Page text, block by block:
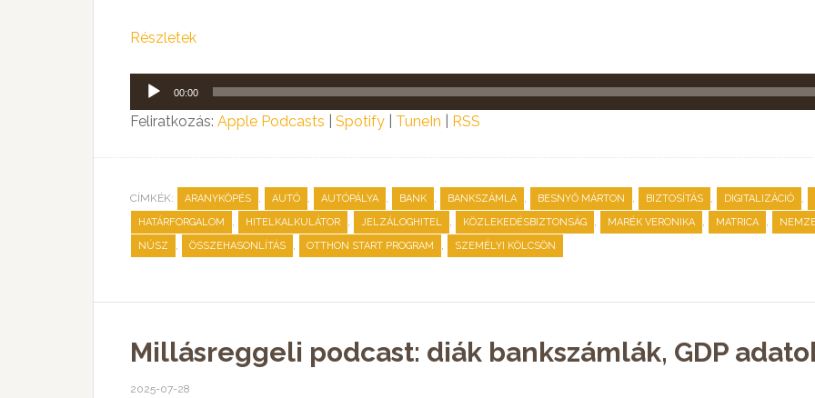
Részletek
Audió
lejátszó
00:00
Feliratkozás: Apple Podcasts Spotify TuneIn RSS
CÍMKÉK: ARANYKÖPÉS , AUTÓ , AUTÓPÁLYA , BANK , BANKSZÁMLA , BESNYŐ MÁRTON , BIZTOSÍTÁS , DIGITALIZÁCIÓ ,
HATÁRFORGALOM , HITELKALKULÁTOR , JELZÁLOGHITEL , KÖZLEKEDÉSBIZTONSÁG , MARÉK VERONIKA , MATRICA ,
NÚSZ , ÖSSZEHASONLÍTÁS , OTTHON START PROGRAM , SZEMÉLYI KÖLCSÖN
Millásreggeli podcast: diák bankszámlák, GDP
2025-07-28